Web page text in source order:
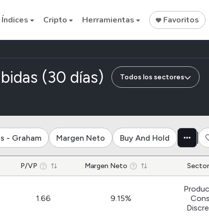
Índices Cripto Herramientas Favoritos
Search
Cryptocurrencies
Ethereum
(30 días) de empresas
Todos los sectores
- Graham Margen Neto Buy And Hold
P/VP Margen Neto Sector
1.66 9.15%